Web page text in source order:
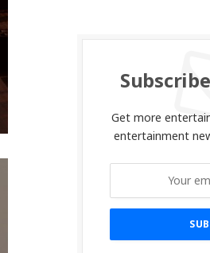
Get more
entertainment